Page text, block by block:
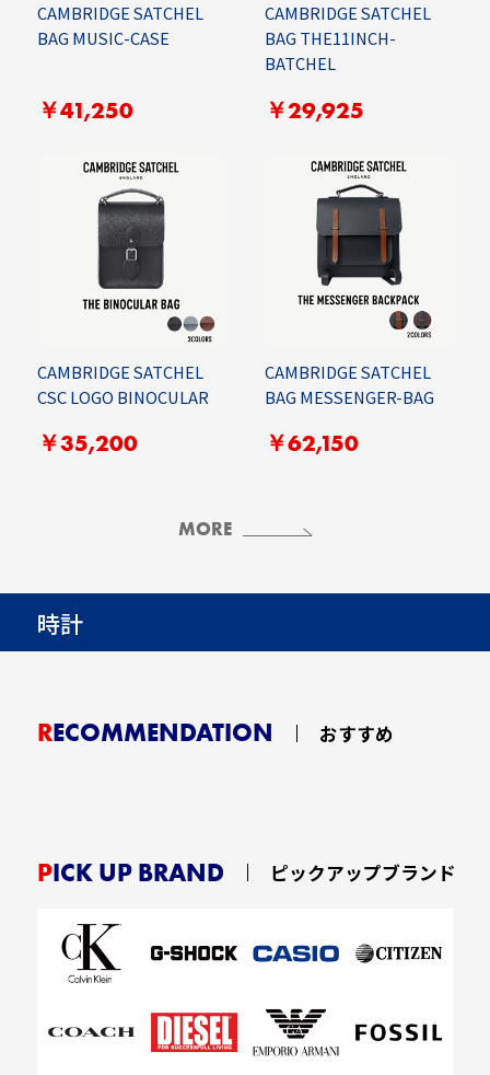
CAMBRIDGE SATCHEL
BAG MUSIC-CASE
￥41,250
CAMBRIDGE SATCHEL
BAG THE11INCH-
BATCHEL
￥29,925
CAMBRIDGE SATCHEL
CSC LOGO BINOCULAR
￥35,200
CAMBRIDGE SATCHEL
BAG MESSENGER-BAG
￥62,150
MORE
時計
RECOMMENDATION おすすめ
PICK UP BRAND ピックアップブランド